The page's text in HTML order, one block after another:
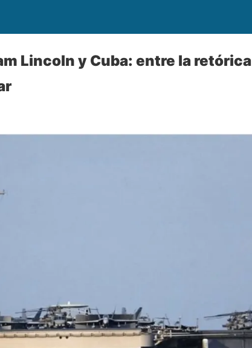
Lincoln y Cuba: entre la retórica